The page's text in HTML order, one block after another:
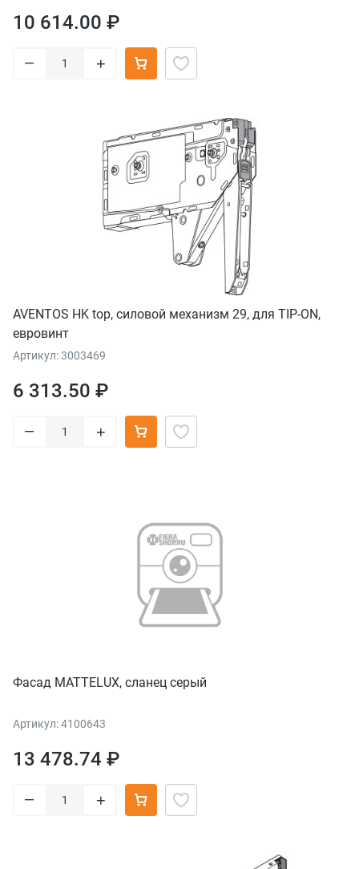
10 614.00 ₽
– +
AVENTOS HK top, силовой механизм 29, для TIP-ON,
евровинт
Артикул: 3003469
6 313.50 ₽
– +
Фасад MATTELUX, сланец серый
Артикул: 4100643
13 478.74 ₽
– +